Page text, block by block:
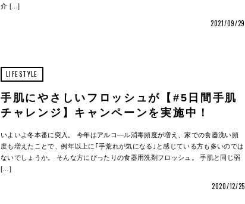
介 […]
2021/09/29
LIFESTYLE
手肌にやさしいフロッシュが【#5日間手肌
チャレンジ】キャンペーンを実施中！
いよいよ冬本番に突入。 今年はアルコ―ル消毒頻度が増え、家での食器洗い頻
度も増えたことで、例年以上に｢手荒れが気になる｣と感じている方も多いのでは
ないでしょうか。 そんな方にぴったりの食器用洗剤フロッシュ。 手肌と同じ弱
[…]
2020/12/25